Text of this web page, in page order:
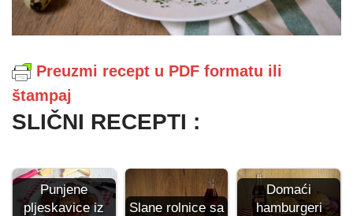
Preuzmi recept u PDF formatu ili
štampaj
SLIČNI RECEPTI :
Punjene
pljeskavice iz
Slane rolnice sa
Domaći
hamburgeri